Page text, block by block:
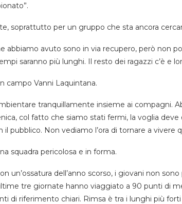
soprattutto per un gruppo che sta ancora
abbiamo avuto sono in via recupero, però non
saranno più lunghi. Il resto dei ragazzi c’è e
campo Vanni Laquintana.
tranquillamente insieme ai compagni.
col fatto che siamo stati fermi, la voglia deve
il pubblico. Non vediamo l’ora di tornare a vivere
squadra pericolosa e in forma.
un’ossatura dell’anno scorso, i giovani non
tre giornate hanno viaggiato a 90 punti di
di riferimento chiari. Rimsa è tra i lunghi più